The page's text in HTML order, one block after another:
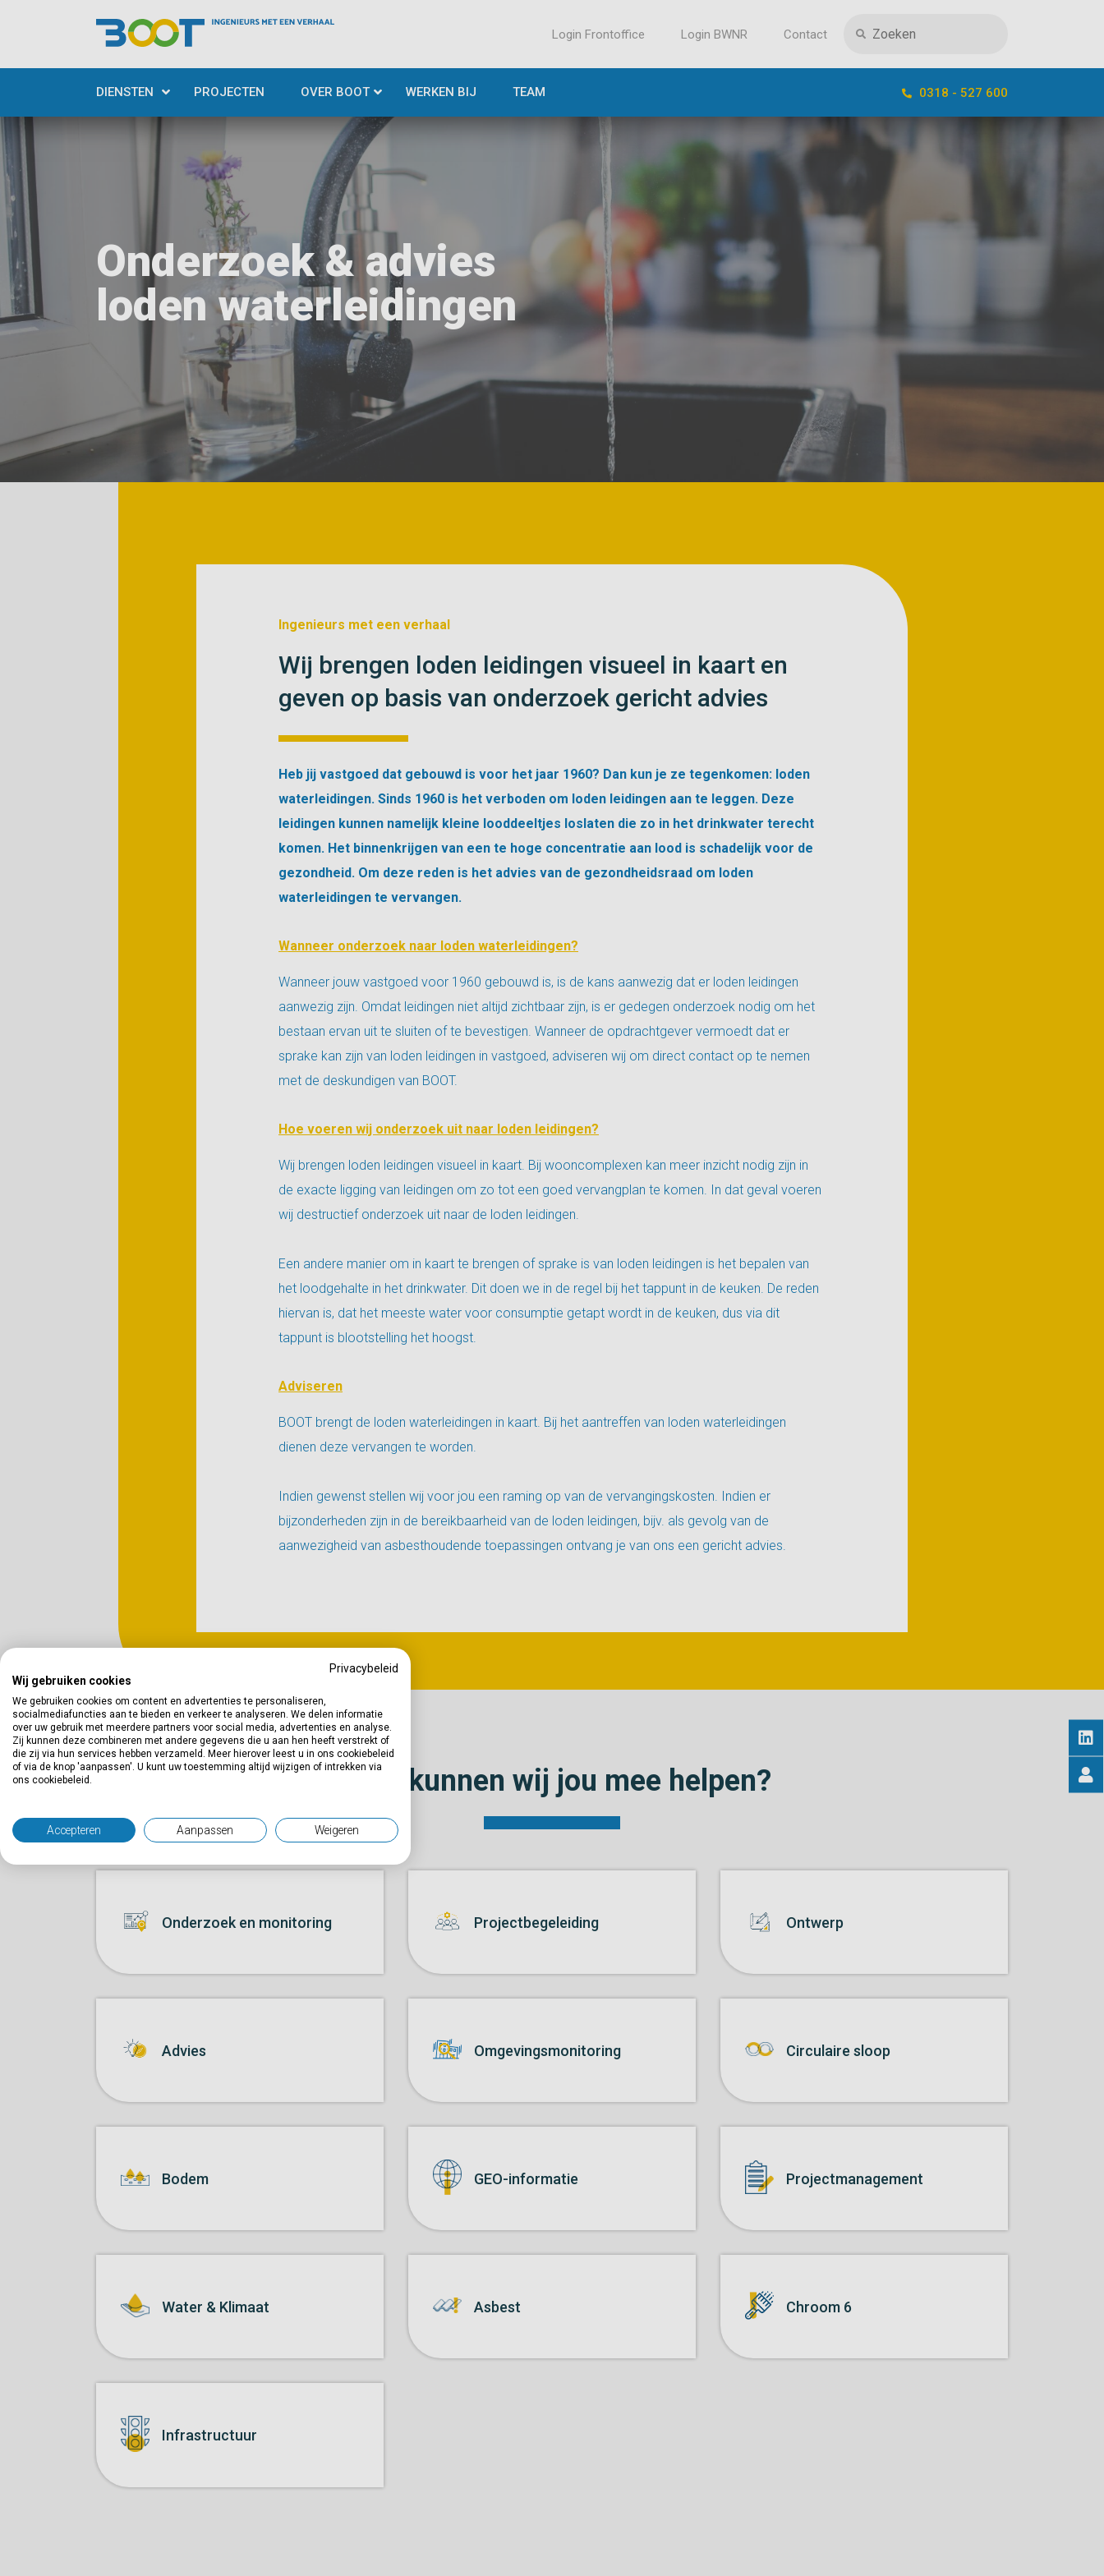
Login Frontoffice Login BWNR Contact
DIENSTEN PROJECTEN OVER BOOT WERKEN BIJ TEAM 0318 - 527 600
Onderzoek & advies
loden waterleidingen
Ingenieurs met een verhaal
Wij brengen loden leidingen visueel in kaart en
geven op basis van onderzoek gericht advies
Heb jij vastgoed dat gebouwd is voor het jaar 1960? Dan kun je ze tegenkomen: loden
waterleidingen. Sinds 1960 is het verboden om loden leidingen aan te leggen. Deze
leidingen kunnen namelijk kleine looddeeltjes loslaten die zo in het drinkwater terecht
komen. Het binnenkrijgen van een te hoge concentratie aan lood is schadelijk voor de
gezondheid. Om deze reden is het advies van de gezondheidsraad om loden
waterleidingen te vervangen.
Wanneer onderzoek naar loden waterleidingen?
Wanneer jouw vastgoed voor 1960 gebouwd is, is de kans aanwezig dat er loden leidingen
aanwezig zijn. Omdat leidingen niet altijd zichtbaar zijn, is er gedegen onderzoek nodig om het
bestaan ervan uit te sluiten of te bevestigen. Wanneer de opdrachtgever vermoedt dat er
sprake kan zijn van loden leidingen in vastgoed, adviseren wij om direct contact op te nemen
met de deskundigen van BOOT.
Hoe voeren wij onderzoek uit naar loden leidingen?
Wij brengen loden leidingen visueel in kaart. Bij wooncomplexen kan meer inzicht nodig zijn in
de exacte ligging van leidingen om zo tot een goed vervangplan te komen. In dat geval voeren
wij destructief onderzoek uit naar de loden leidingen.
Een andere manier om in kaart te brengen of sprake is van loden leidingen is het bepalen van
het loodgehalte in het drinkwater. Dit doen we in de regel bij het tappunt in de keuken. De reden
hiervan is, dat het meeste water voor consumptie getapt wordt in de keuken, dus via dit
tappunt is blootstelling het hoogst.
Adviseren
BOOT brengt de loden waterleidingen in kaart. Bij het aantreffen van loden waterleidingen
dienen deze vervangen te worden.
Indien gewenst stellen wij voor jou een raming op van de vervangingskosten. Indien er
bijzonderheden zijn in de bereikbaarheid van de loden leidingen, bijv. als gevolg van de
aanwezigheid van asbesthoudende toepassingen ontvang je van ons een gericht advies.
Waar kunnen wij jou mee helpen?
Onderzoek en monitoring Projectbegeleiding Ontwerp
Advies Omgevings­monitoring Circulaire sloop
Bodem GEO-informatie Project­management
Water & Klimaat Asbest Chroom 6
Infrastructuur
Privacybeleid
Wij gebruiken cookies
We gebruiken cookies om content en advertenties te personaliseren,
socialmediafuncties aan te bieden en verkeer te analyseren. We delen informatie
over uw gebruik met meerdere partners voor social media, advertenties en analyse.
Zij kunnen deze combineren met andere gegevens die u aan hen heeft verstrekt of
die zij via hun services hebben verzameld. Meer hierover leest u in ons cookiebeleid
of via de knop 'aanpassen'. U kunt uw toestemming altijd wijzigen of intrekken via
ons cookiebeleid.
Accepteren Aanpassen Weigeren